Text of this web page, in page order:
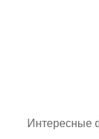
Интересные